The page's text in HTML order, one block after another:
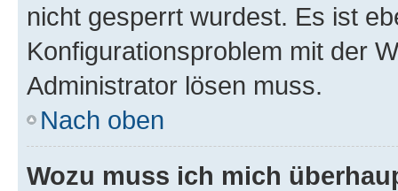
nicht gesperrt wurdest. Es ist
Konfigurationsproblem mit der
Administrator lösen muss.
Nach oben
Wozu muss ich mich